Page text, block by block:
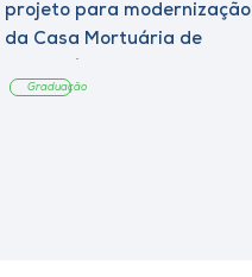
projeto para modernização
da Casa Mortuária de
Graduação